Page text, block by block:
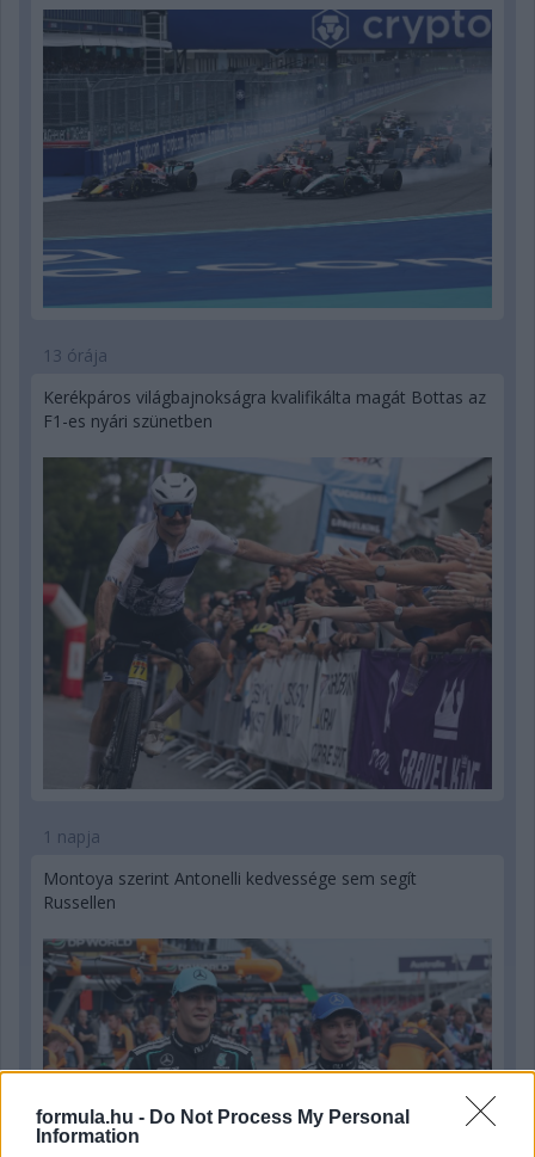
formula.hu - Do Not Process My Personal
Information
13 órája
Kerékpáros világbajnokságra kvalifikálta magát Bottas az
F1-es nyári szünetben
1 napja
Montoya szerint Antonelli kedvessége sem segít
Russellen